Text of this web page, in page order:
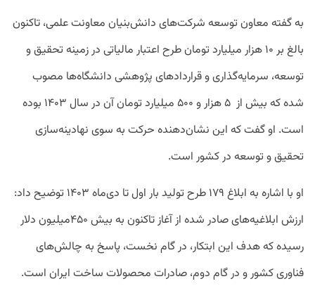
به گفته معاون توسعه شرکت‌های دانش‌بنیان معاونت علمی، تاکنون
بالغ بر ۱۰ هزار میلیارد تومان طرح اعتبار مالیاتی در زمینه تحقیق و
توسعه، سرمایه‌گذاری و قراردادهای پژوهشی دانشگاه‌ها مصوب
شده که بیش از ۵ هزار و ۵۰۰ میلیارد تومان آن در سال ۱۴۰۳ بوده
است. او گفت که این نشان‌دهنده حرکت به سوی نهادینه‌سازی
تحقیق و توسعه در کشور است.
او با اشاره به ابلاغ ۱۷۹ طرح تولید بار اول تا دی‌ماه ۱۴۰۳ توضیح داد:
ارزش ابلاغیه‌های صادر شده از آغاز تاکنون به بیش ۴۵۰میلیون دلار
رسیده که هدف این ابتکار، در گام نخست، پاسخ به چالش‌های
فناوری کشور و در گام دوم، صادرات محصولات ساخت ایران است.